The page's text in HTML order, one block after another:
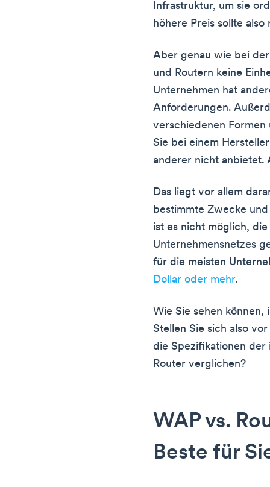
Infrastruktur, um sie
höhere Preis sollte
Aber genau wie bei
und Routern keine
Unternehmen hat
Anforderungen.
verschiedenen Formen
Sie bei einem
anderer nicht anbietet.
Das liegt vor allem
bestimmte Zwecke
ist es nicht möglich,
Unternehmensnetzes
für die meisten
Dollar oder mehr.
Wie Sie sehen
Stellen Sie sich also
die Spezifikationen der
Router verglichen?
WAP vs.
Beste für